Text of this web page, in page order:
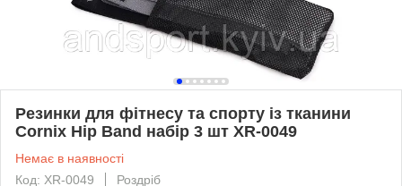
Резинки для фітнесу та спорту із тканини
Cornix Hip Band набір 3 шт XR-0049
Немає в наявності
Код: XR-0049
Роздріб